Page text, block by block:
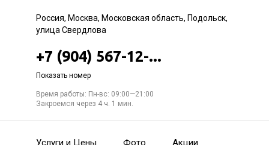
Россия, Москва, Московская область, Подольск,
улица Свердлова
+7 (904) 567-12-...
Показать номер
Время работы: Пн-вс: 09:00—21:00
Закроемся через 4 ч. 1 мин.
Услуги и Цены Фото Акции